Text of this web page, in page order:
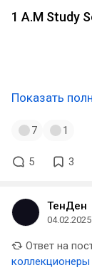
1 A.M Study
Показать
7 1
5 3
ТенДен
04.02.2025
Ответ на
коллекционеры